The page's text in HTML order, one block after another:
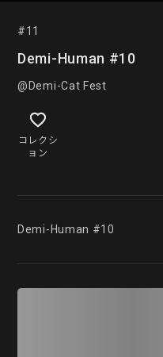
#11
Demi-Human #10
@Demi-Cat Fest
コレクシ
ョン
Demi-Human #10